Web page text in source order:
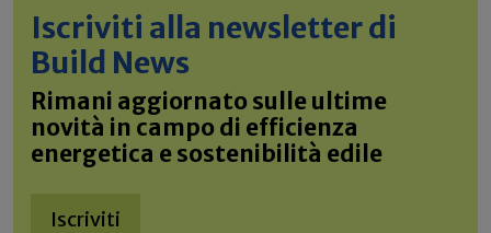
Iscriviti alla newsletter di
Build News
Rimani aggiornato sulle ultime
novità in campo di efficienza
energetica e sostenibilità edile
Iscriviti